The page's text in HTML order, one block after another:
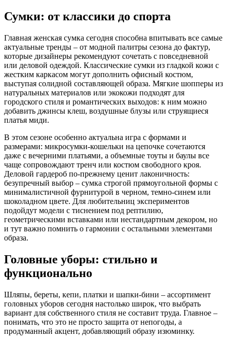
Сумки: от классики до спорта
Главная женская сумка сегодня способна впитывать все самые
актуальные тренды – от модной палитры сезона до фактур,
которые дизайнеры рекомендуют сочетать с повседневной
или деловой одеждой. Классические сумки из гладкой кожи с
жестким каркасом могут дополнить офисный костюм,
выступая солидной составляющей образа. Мягкие шопперы из
натуральных материалов или экокожи подходят для
городского стиля и романтических выходов: к ним можно
добавить джинсы клеш, воздушные блузы или струящиеся
платья миди.
В этом сезоне особенно актуальна игра с формами и
размерами: микросумки-кошельки на цепочке сочетаются
даже с вечерними платьями, а объемные тоуты и баулы все
чаще сопровождают тренч или костюм свободного кроя.
Деловой гардероб по-прежнему ценит лаконичность:
безупречный выбор – сумка строгой прямоугольной формы с
минималистичной фурнитурой в черном, темно-синем или
шоколадном цвете. Для любительниц экспериментов
подойдут модели с тиснением под рептилию,
геометрическими вставками или нестандартным декором, но
и тут важно помнить о гармонии с остальными элементами
образа.
Головные уборы: стильно и
функционально
Шляпы, береты, кепи, платки и шапки-бини – ассортимент
головных уборов сегодня настолько широк, что выбрать
вариант для собственного стиля не составит труда. Главное –
понимать, что это не просто защита от непогоды, а
продуманный акцент, добавляющий образу изюминку.